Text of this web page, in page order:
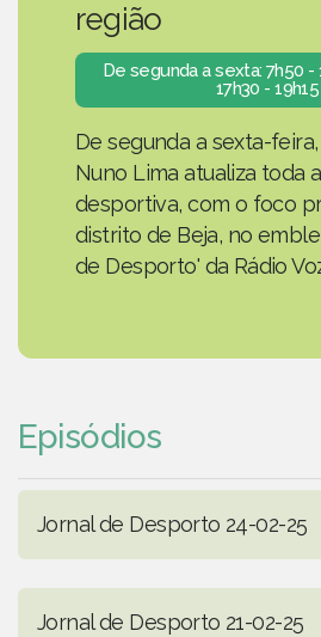
região
De segunda a sexta: 7h50 -
17h30 - 19h15
De segunda a sexta-
Nuno Lima atualiza toda
desportiva, com o foco
distrito de Beja, no
de Desporto' da Rádio
Episódios
Jornal de Desporto 24-02-25
Jornal de Desporto 21-02-25